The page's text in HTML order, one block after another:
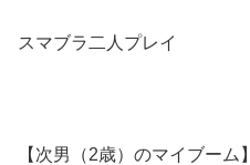
スマブラ二人プレイ
【次男（2歳）のマイブーム】